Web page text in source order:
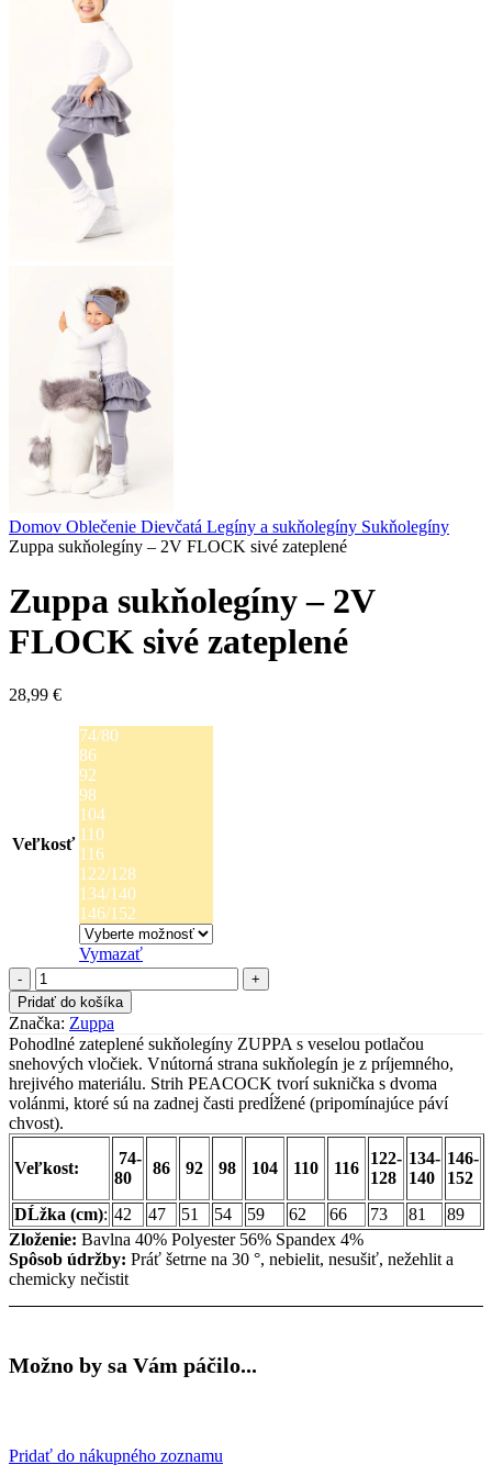
Domov Oblečenie Dievčatá Legíny a sukňolegíny Sukňolegíny
Zuppa sukňolegíny – 2V FLOCK sivé zateplené
Zuppa sukňolegíny – 2V
FLOCK sivé zateplené
28,99 €
Veľkosť
74/80
86
92
98
104
110
116
122/128
134/140
146/152
Vymazať
množstvo
Zuppa
sukňolegíny
-
2V
FLOCK
sivé
zateplené
Pridať do košíka
Značka: Zuppa
Pohodlné zateplené sukňolegíny ZUPPA s veselou potlačou
snehových vločiek. Vnútorná strana sukňolegín je z príjemného,
hrejivého materiálu. Strih PEACOCK tvorí suknička s dvoma
volánmi, ktoré sú na zadnej časti predĺžené (pripomínajúce páví
chvost).
Veľkost:
74-
80
86 92 98 104 110 116
122-
128
134-
140
146-
152
DĹžka (cm): 42 47 51 54 59 62 66 73 81
89
Zloženie: Bavlna 40% Polyester 56% Spandex 4%
Spôsob údržby: Práť šetrne na 30 °, nebielit, nesušiť, nežehlit a
chemicky nečistit
Možno by sa Vám páčilo...
Pridať do nákupného zoznamu